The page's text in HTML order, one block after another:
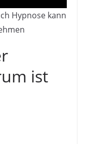
Hypnose kann
ist